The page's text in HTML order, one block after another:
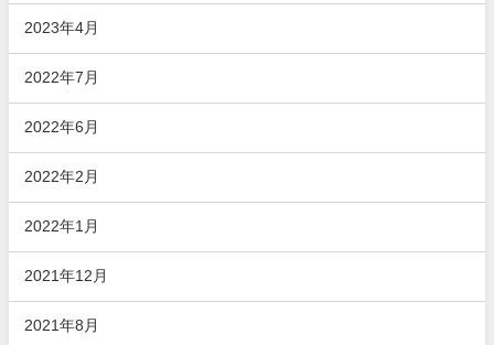
2023年4月
2022年7月
2022年6月
2022年2月
2022年1月
2021年12月
2021年8月